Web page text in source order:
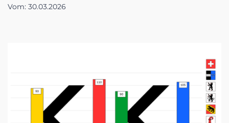
Vom: 30.03.2026